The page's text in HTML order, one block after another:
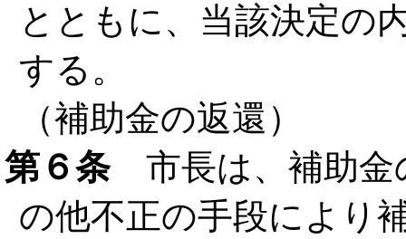
とともに、当該決定の
する。
（補助金の返還）
第６条市長は、補助金
の他不正の手段により